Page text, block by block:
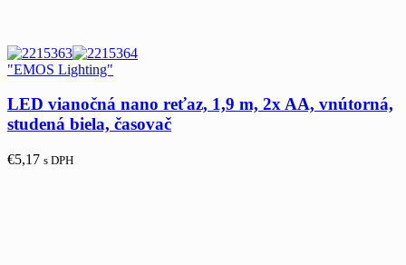
"EMOS Lighting"
LED vianočná nano reťaz, 1,9 m, 2x AA, vnútorná,
studená biela, časovač
€5,17 s DPH